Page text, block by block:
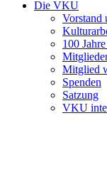
Die VKU
Vorstand
100
Mitglied
Spenden
Satzung
VKU